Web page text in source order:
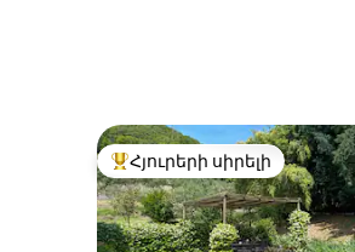
Հյուրերի սիրելի
Հյուրերի սիրելի